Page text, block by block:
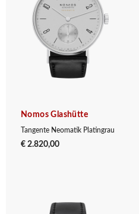
Nomos Glashütte
Tangente Neomatik Platingrau
€ 2.820,00